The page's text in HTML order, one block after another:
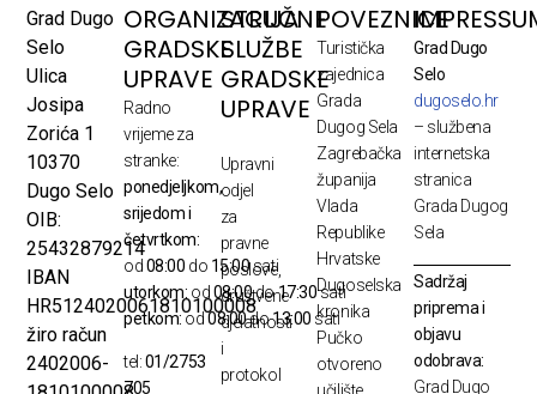
Grad Dugo
Selo
Ulica
Josipa
Zorića 1
10370
Dugo Selo
OIB:
25432879214
IBAN
HR5124020061810100008
žiro račun
2402006-
ORGANIZACIJA
GRADSKE
UPRAVE
Radno
vrijeme za
stranke:
ponedjeljkom,
srijedom i
četvrtkom:
od08:00 do 15:00sati
utorkom: od08:00do17:30sati
petkom:od08:00do13:00 sati
tel:01/2753
705
STRUČNE
SLUŽBE
GRADSKE
UPRAVE
Upravni
odjel
za
pravne
poslove,
društvene
djelatnosti
i
protokol
POVEZNICE
Turistička
zajednica
Grada
Dugog Sela
Zagrebačka
županija
Vlada
Republike
Hrvatske
Dugoselska
kronika
Pučko
otvoreno
Grad Dugo
Selo
dugoselo.hr
– službena
internetska
stranica
Grada Dugog
Sela
Sadržaj
priprema i
objavu
odobrava:
Grad Dugo